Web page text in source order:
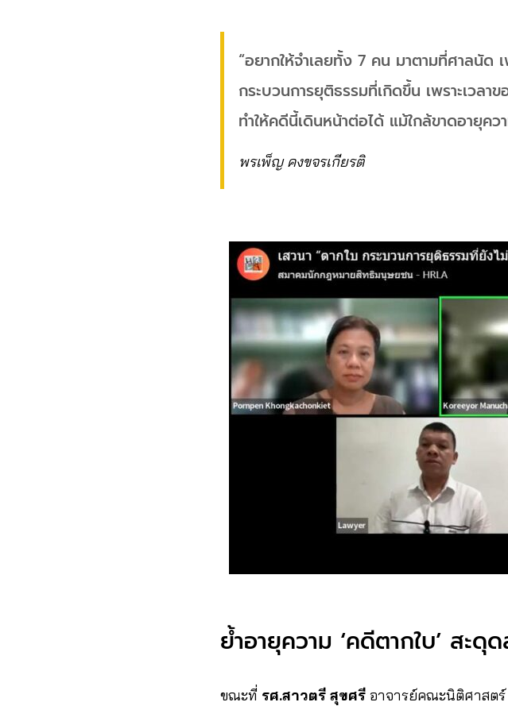
“อยากให้จำเลยทั้ง 7 คน มาตามที่ศาลนั
กระบวนการยุติธรรมที่เกิดขึ้น เพราะเวล
ทำให้คดีนี้เดินหน้าต่อได้ แม้ใกล้ขาดอายุคว
พรเพ็ญ คงขจรเกียรติ
ย้ำอายุความ ‘คดีตากใบ’ สะดุ
ขณะที่ รศ.สาวตรี สุขศรี อาจารย์คณะนิติศาสตร์